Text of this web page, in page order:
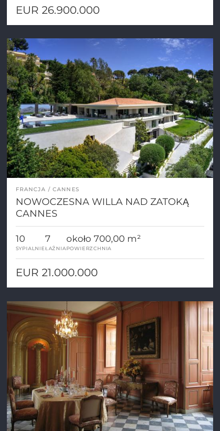
EUR 26.900.000
FRANCJA CANNES
NOWOCZESNA WILLA NAD ZATOKĄ
CANNES
10
SYPIALNIE
7
ŁAŹNIA
około 700,00 m²
POWIERZCHNIA
EUR 21.000.000